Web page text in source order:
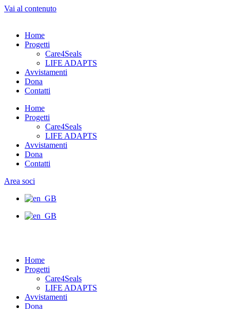
Vai al contenuto
Home
Progetti
Care4Seals
LIFE ADAPTS
Avvistamenti
Dona
Contatti
Home
Progetti
Care4Seals
LIFE ADAPTS
Avvistamenti
Dona
Contatti
Area soci
Home
Progetti
Care4Seals
LIFE ADAPTS
Avvistamenti
Dona